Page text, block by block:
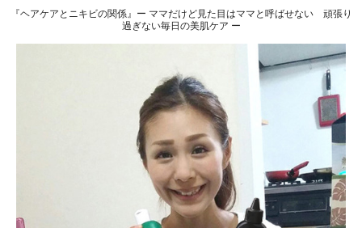
い
毎
肌
ケ
ア
ー
ル
化
変
化
』
ー
マ
マ
だ
『ヘアケアとニキビの関係』ー ママだけど見た目はママと呼ばせない 頑張り
過ぎない毎日の美肌ケア ー